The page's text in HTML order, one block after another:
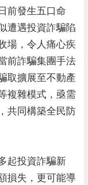
前發生五口命
遭遇投資詐騙陷
場，令人痛心疾
前詐騙集團手法
取擴展至不動產
複雜模式，亟需
共同構築全民防
起投資詐騙新
損失，更可能導